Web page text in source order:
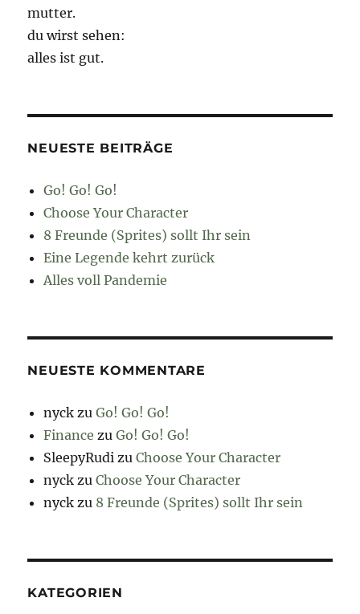
mutter.
du wirst sehen:
alles ist gut.
NEUESTE BEITRÄGE
Go! Go! Go!
Choose Your Character
8 Freunde (Sprites) sollt Ihr sein
Eine Legende kehrt zurück
Alles voll Pandemie
NEUESTE KOMMENTARE
nyck zuGo! Go! Go!
Finance zuGo! Go! Go!
SleepyRudi zuChoose Your Character
nyck zuChoose Your Character
nyck zu 8 Freunde (Sprites) sollt Ihr sein
KATEGORIEN